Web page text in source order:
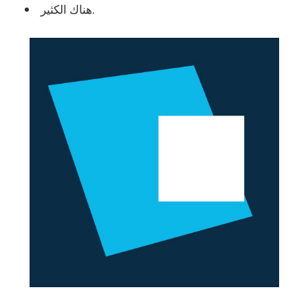
هناك الكثير.